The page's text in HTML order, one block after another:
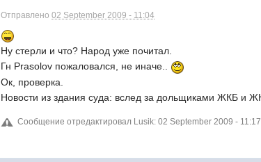
Отправлено02 September 2009 - 11:04
Ну стерли и что? Народ уже почитал.
Гн Prasolov пожаловался, не иначе..
Ок, проверка.
Новости из здания суда: вслед за дольщиками ЖКБ и
Сообщение отредактировал Lusik: 02 September 2009 - 11:17